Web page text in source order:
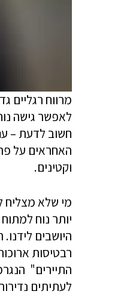
מרווח רגליים
לאפשר גישה
חשוב לדעת –
האחראים על
וקטינים.
מי שלא מצליח
יותר נוח
היושבים
רבטיסות
התיירים"
לעתיתים